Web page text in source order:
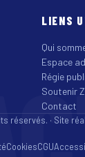
LIENS
Qui
Espace
Régie
Soutenir
Contact
réservés. · Site
CookiesCGU